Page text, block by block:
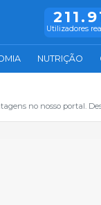
Utilizadores
NUTRIÇÃO
no nosso portal.